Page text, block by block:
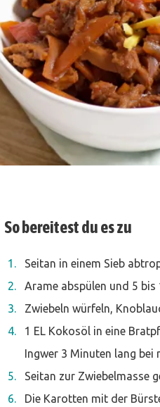
So bereitest du es zu
Seitan in einem Sieb
Arame abspülen und 5
Zwiebeln würfeln,
1 EL Kokosöl in eine
Ingwer 3 Minuten lang
Seitan zur Zwiebelmasse
Die Karotten mit der